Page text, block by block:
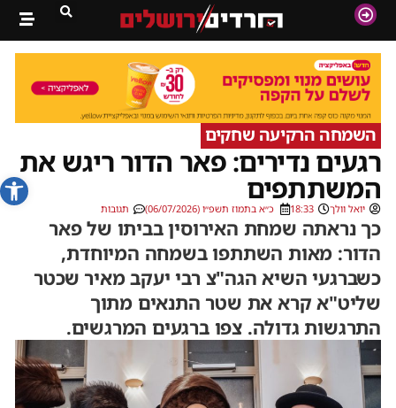
פתח
השמחה הרקיעה שחקים
רגעים נדירים: פאר הדור ריגש את
המשתתפים
יואל וולך 18:33 כ״א בתמוז תשפ״ו (06/07/2026) תגובות
כך נראתה שמחת האירוסין בביתו של פאר
הדור: מאות השתתפו בשמחה המיוחדת,
כשברגעי השיא הגה"צ רבי יעקב מאיר שכטר
שליט"א קרא את שטר התנאים מתוך
התרגשות גדולה. צפו ברגעים המרגשים.